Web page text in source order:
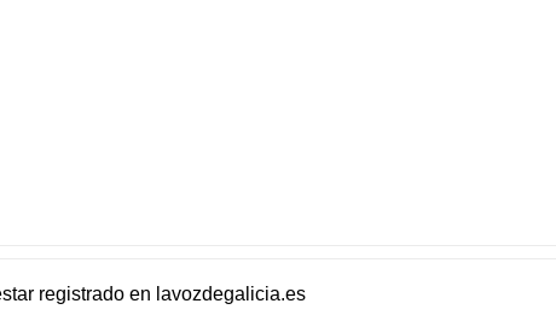
registradoen lavozdegalicia.es